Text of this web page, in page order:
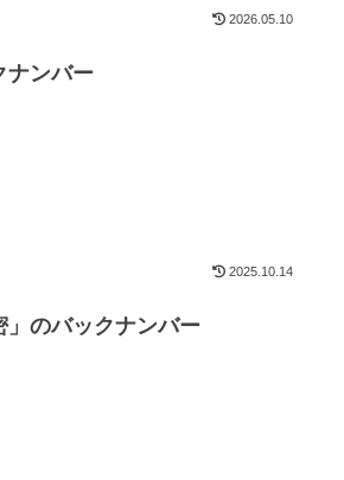
2026.05.10
ナンバー
2025.10.14
」のバックナンバー